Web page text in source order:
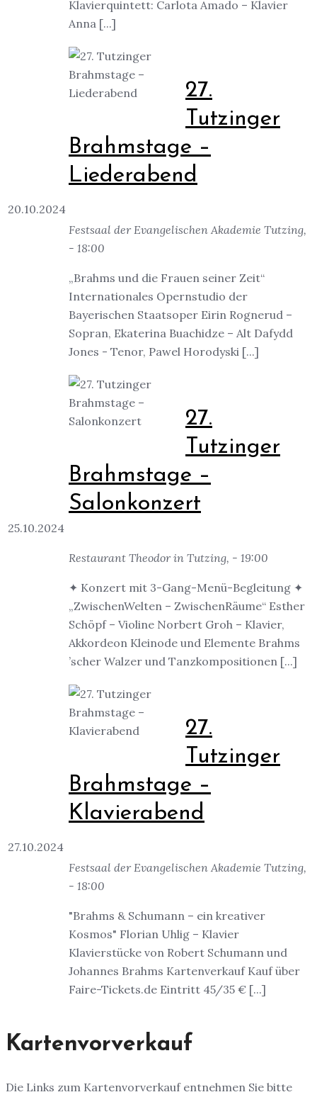
Klavierquintett: Carlota Amado – Klavier
Anna [...]
20.10.2024
27.
Tutzinger
Brahmstage –
Liederabend
Festsaal der Evangelischen Akademie Tutzing,
- 18:00
„Brahms und die Frauen seiner Zeit“
Internationales Opernstudio der
Bayerischen Staatsoper Eirin Rognerud –
Sopran, Ekaterina Buachidze – Alt Dafydd
Jones - Tenor, Pawel Horodyski [...]
25.10.2024
27.
Tutzinger
Brahmstage –
Salonkonzert
Restaurant Theodor in Tutzing, - 19:00
✦ Konzert mit 3-Gang-Menü-Begleitung ✦
„ZwischenWelten – ZwischenRäume“ Esther
Schöpf – Violine Norbert Groh – Klavier,
Akkordeon Kleinode und Elemente Brahms
’scher Walzer und Tanzkompositionen [...]
27.10.2024
27.
Tutzinger
Brahmstage –
Klavierabend
Festsaal der Evangelischen Akademie Tutzing,
- 18:00
"Brahms & Schumann – ein kreativer
Kosmos" Florian Uhlig – Klavier
Klavierstücke von Robert Schumann und
Johannes Brahms Kartenverkauf Kauf über
Faire-Tickets.de Eintritt 45/35 € [...]
Kartenvorverkauf
Die Links zum Kartenvorverkauf entnehmen Sie bitte